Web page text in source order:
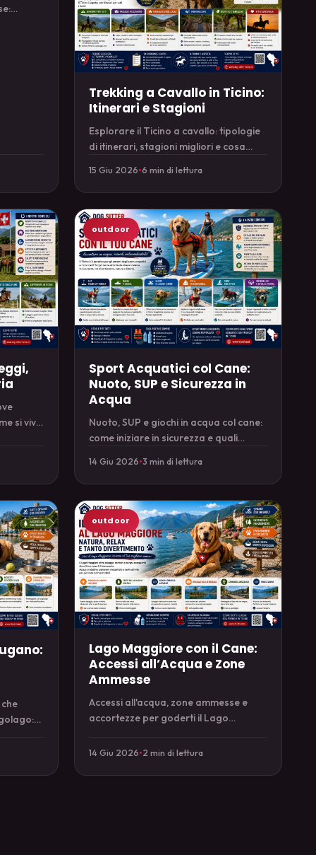
Trekking a Cavallo in Ticino:
Itinerari e Stagioni
Esplorare il Ticino a cavallo: tipologie
di itinerari, stagioni migliori e cosa
15 Giu 2026•6 min di lettura
si vive
outdoor
Sport Acquatici col Cane:
Nuoto, SUP e Sicurezza in
Acqua
Nuoto, SUP e giochi in acqua col cane:
come iniziare in sicurezza e quali
14 Giu 2026•3 min di lettura
outdoor
Lago Maggiore con il Cane:
Accessi all’Acqua e Zone
Ammesse
Accessi all'acqua, zone ammesse e
accortezze per goderti il Lago
ticinese.
14 Giu 2026•2 min di lettura